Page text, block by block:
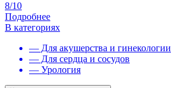
8/10
Подробнее
В категориях
— Для акушерства и гинекологии
— Для сердца и сосудов
— Урология